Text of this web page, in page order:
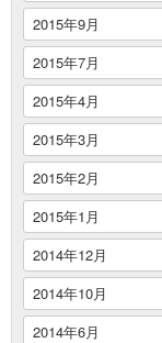
2015年9月
2015年7月
2015年4月
2015年3月
2015年2月
2015年1月
2014年12月
2014年10月
2014年6月